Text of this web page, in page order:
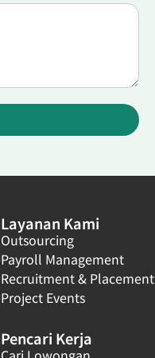
Layanan Kami
Outsourcing
Payroll Management
Recruitment & Placement
Project Events
Pencari Kerja